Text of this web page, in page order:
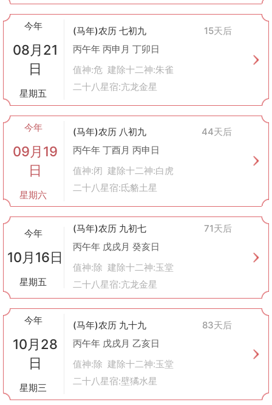
环境保护意识：从可持续发展的角度来看，“择日伐木”的理念提醒
我们要尊重自然规律，合理利用资源。
：了解这些古老的知识可以帮助我们更好地理解传统
文化，并将其融入现代生活当中。
心理慰藉作用
：即便不完全按照黄历来行事，了解其中蕴含的道理
也能给人们带来一定的心灵安慰。
四、注意事项
尊重自然
资源的破坏。
法律遵守
：现代社会有严格的森林保护法规，任何伐木行为都需符
综合考量 ：虽然传统黄历提供了时间上的参考，但在实际操作过程
中还需要结合实际情况做出调整。
总之，“伐木”在黄历中的记载体现了古人对自然界深刻的认识及与
之和谐共处的愿望。尽管时代变迁，但其中蕴含的人文关怀和生态
保护意识仍然值得我们今天去思考和学习。
今年
08月21
日
星期五
(马年)农历 七初九
15天后
丙午年 丙申月 丁卯日
值神:危 建除十二神:朱雀
二十八星宿:亢龙金星
今年
09月19
日
星期六
(马年)农历 八初九
44天后
丙午年 丁酉月 丙申日
值神:闭 建除十二神:白虎
二十八星宿:氐貉土星
今年
10月16日
星期五
(马年)农历 九初七
71天后
丙午年 戊戌月 癸亥日
值神:除 建除十二神:玉堂
二十八星宿:亢龙金星
今年
10月28
日
星期三
(马年)农历 九十九
83天后
丙午年 戊戌月 乙亥日
值神:除 建除十二神:玉堂
二十八星宿:壁獝水星